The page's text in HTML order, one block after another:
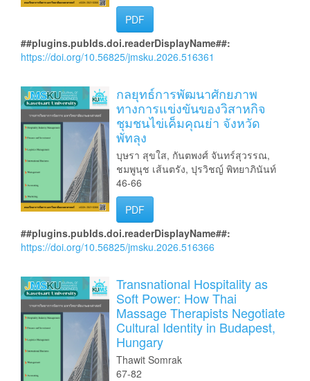
PDF
##plugins.pubIds.doi.readerDisplayName##:
https://doi.org/10.56825/jmsku.2026.516361
กลยุทธ์การพัฒนาศักยภาพ
ทางการแข่งขันของวิสาหกิจ
ชุมชนไข่เค็มคุณย่า จังหวัด
พัทลุง
บุษรา สุขใส, กันตพงศ์ จันทร์สุวรรณ,
ชมพูนุช เส้นตรัง, ปุรวิชญ์ พิทยาภินันท์
46-66
PDF
##plugins.pubIds.doi.readerDisplayName##:
https://doi.org/10.56825/jmsku.2026.516366
Transnational Hospitality as
Soft Power: How Thai
Massage Therapists Negotiate
Cultural Identity in Budapest,
Hungary
Thawit Somrak
67-82